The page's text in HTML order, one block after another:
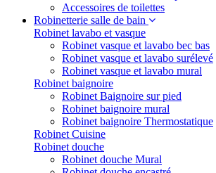
Accessoires de toilettes
Robinetterie salle de bain
Robinet lavabo et vasque
Robinet vasque et lavabo bec bas
Robinet vasque et lavabo surélevé
Robinet vasque et lavabo mural
Robinet baignoire
Robinet Baignoire sur pied
Robinet baignoire mural
Robinet baignoire Thermostatique
Robinet Cuisine
Robinet douche
Robinet douche Mural